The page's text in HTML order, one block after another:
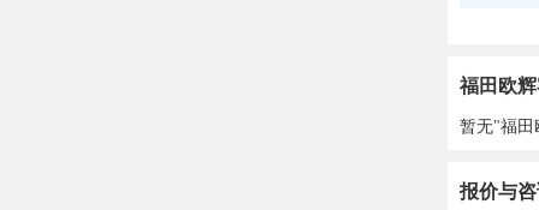
福田欧
暂无"福田
报价与